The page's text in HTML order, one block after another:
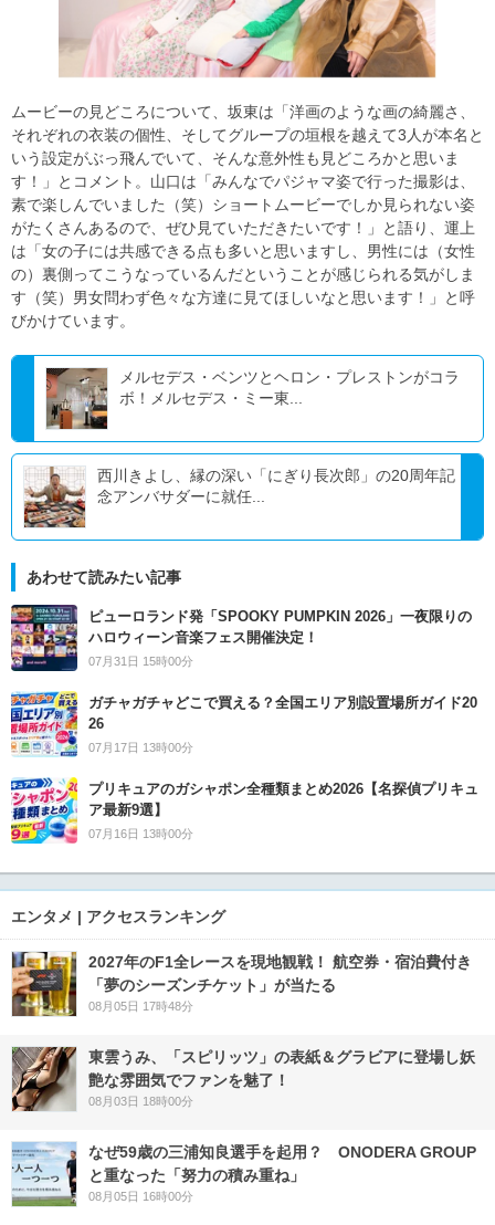
ムービーの見どころについて、坂東は「洋画のような画の綺麗さ、
それぞれの衣装の個性、そしてグループの垣根を越えて3人が本名と
いう設定がぶっ飛んでいて、そんな意外性も見どころかと思いま
す！」とコメント。山口は「みんなでパジャマ姿で行った撮影は、
素で楽しんでいました（笑）ショートムービーでしか見られない姿
がたくさんあるので、ぜひ見ていただきたいです！」と語り、運上
は「女の子には共感できる点も多いと思いますし、男性には（女性
の）裏側ってこうなっているんだということが感じられる気がしま
す（笑）男女問わず色々な方達に見てほしいなと思います！」と呼
びかけています。
メルセデス・ベンツとヘロン・プレストンがコラ
ボ！メルセデス・ミー東...
西川きよし、縁の深い「にぎり長次郎」の20周年記
念アンバサダーに就任...
あわせて読みたい記事
ピューロランド発「SPOOKY PUMPKIN 2026」一夜限りの
ハロウィーン音楽フェス開催決定！
07月31日 15時00分
ガチャガチャどこで買える？全国エリア別設置場所ガイド20
26
07月17日 13時00分
プリキュアのガシャポン全種類まとめ2026【名探偵プリキュ
ア最新9選】
07月16日 13時00分
エンタメ | アクセスランキング
2027年のF1全レースを現地観戦！ 航空券・宿泊費付き
「夢のシーズンチケット」が当たる
08月05日 17時48分
東雲うみ、「スピリッツ」の表紙＆グラビアに登場し妖
艶な雰囲気でファンを魅了！
08月03日 18時00分
なぜ59歳の三浦知良選手を起用？ ONODERA GROUP
と重なった「努力の積み重ね」
08月05日 16時00分